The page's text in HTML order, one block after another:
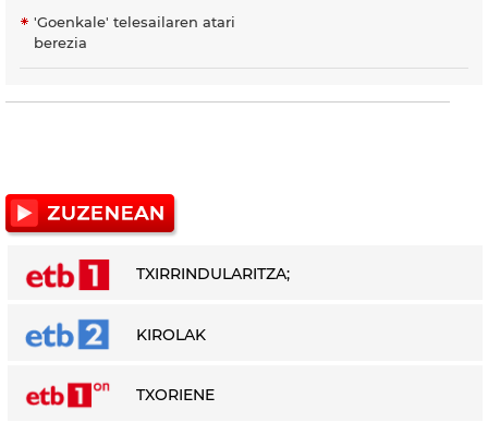
'Goenkale' telesailaren atari
berezia
TXIRRINDULARITZA;
KIROLAK
TXORIENE